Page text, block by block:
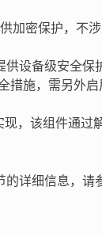
加密保护，不
供设备级安全保
措施，需另外启
，该组件通过
的详细信息，请